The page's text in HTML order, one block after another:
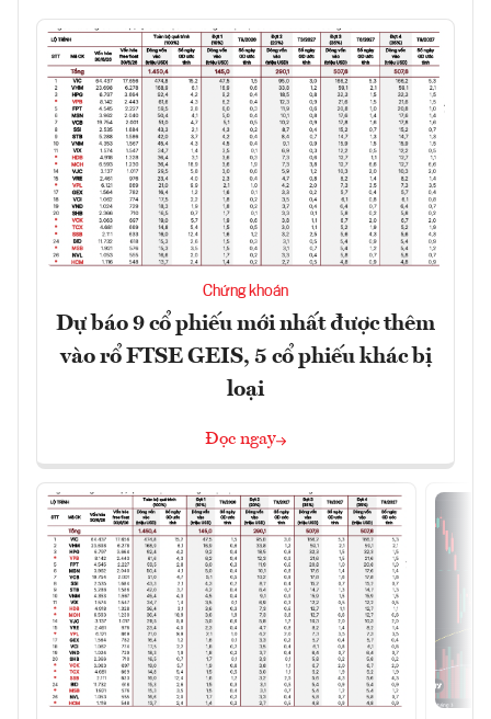
Chứng khoán
Dự báo 9 cổ phiếu mới nhất được thêm
vào rổ FTSE GEIS, 5 cổ phiếu khác bị
loại
Đọc ngay